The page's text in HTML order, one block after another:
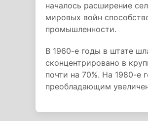
началось расширение
мировых войн
промышленности.
В 1960-е годы в штате
сконцентрировано в
почти на 70%. На 1980-е
преобладающим